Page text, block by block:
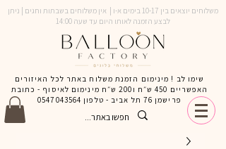
משלוחים יוצאים בין 10-17 בימים א-ו | אין משלוחים בשבתות וחגים | ניתן
לבצע הזמנה לאותו היום עד שעה 14:00
שימו לב ! מינימום הזמנת משלוח באתר לכל האיזורים
האפשריים 450 ש״ח ו200 ש״ח מינימום לאיסוף - כתובת
פרישמן 76 תל אביב - טלפון
0547043564